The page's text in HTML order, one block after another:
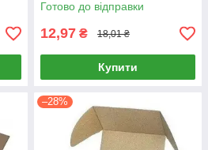
Готово до відправки
12,97 ₴ 18,01 ₴
Купити
–28%